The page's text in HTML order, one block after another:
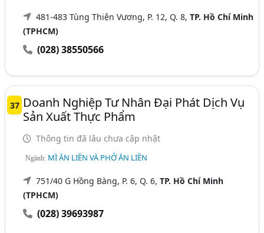
481-483 Tùng Thiện Vương, P. 12, Q. 8,TP. Hồ Chí Minh
(TPHCM)
(028) 38550566
37 Doanh Nghiệp Tư Nhân Đại Phát Dịch Vụ
Sản Xuất Thực Phẩm
Thông tin đã lâu chưa cập nhật
Ngành: MÌ ĂN LIỀN VÀ PHỞ ĂN LIỀN
751/40 G Hồng Bàng, P. 6, Q. 6,TP. Hồ Chí Minh
(TPHCM)
(028) 39693987